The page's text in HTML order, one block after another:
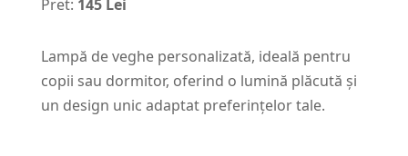
Pret: 145 Lei
Lampă de veghe personalizată, ideală pentru
copii sau dormitor, oferind o lumină plăcută și
un design unic adaptat preferințelor tale.